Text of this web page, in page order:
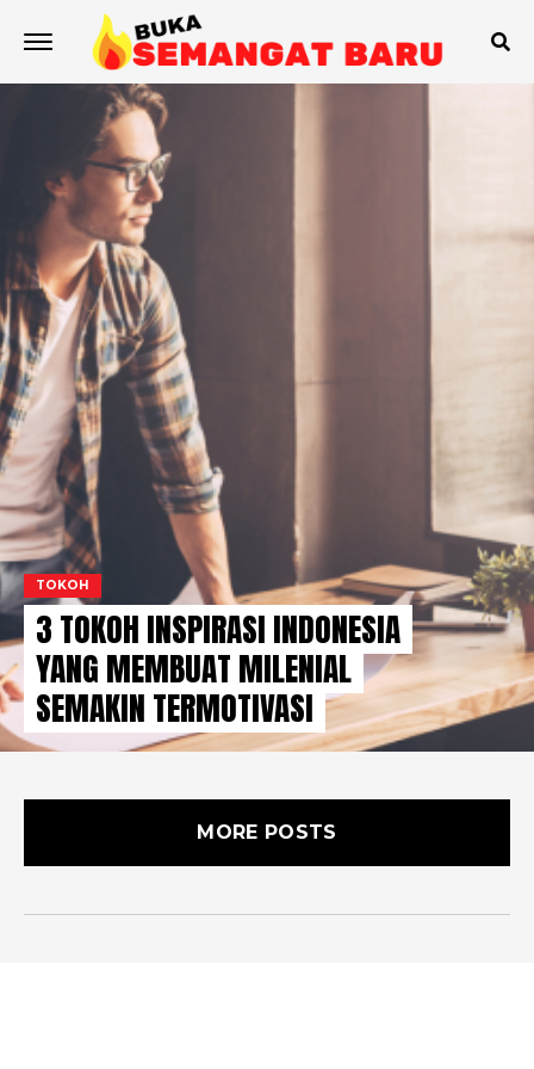
TOKOH
3 TOKOH INSPIRASI INDONESIA
YANG MEMBUAT MILENIAL
SEMAKIN TERMOTIVASI
MORE POSTS